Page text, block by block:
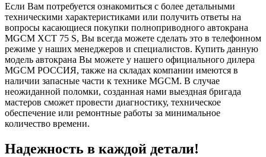
Если Вам потребуется ознакомиться с более детальными
техническими характеристиками или получить ответы на
вопросы касающиеся покупки полноприводного автокрана
MGCM XCT 75 S, Вы всегда можете сделать это в телефонном
режиме у наших менеджеров и специалистов. Купить данную
модель автокрана Вы можете у нашего официального дилера
MGCM РОССИЯ, также на складах компании имеются в
наличии запасные части к технике MGCM. В случае
неожиданной поломки, созданная нами выездная бригада
мастеров сможет провести диагностику, техническое
обеспечение или ремонтные работы за минимальное
количество времени.
Надежность в каждой детали!